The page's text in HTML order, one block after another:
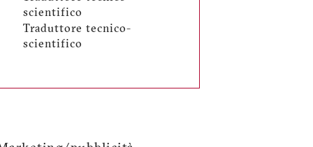
scientifico
Traduttore tecnico-
scientifico